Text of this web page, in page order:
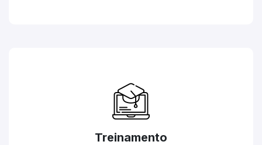
Treinamento